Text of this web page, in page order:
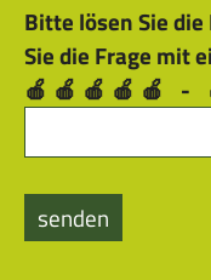
Bitte
dieses
Feld
ausfüllen.
Bitte
dieses
Feld
ausfüllen.
Bitte lösen Sie
Sie die Frage mit
🍎🍎🍎🍎🍎 -